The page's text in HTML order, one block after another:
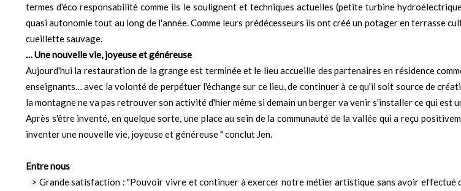
termes d'éco responsabilité comme ils le soulignent et techniques actuelles (petite turbine
quasi autonomie tout au long de l'année. Comme leurs prédécesseurs ils ont créé un potager en terrasse
cueillette sauvage.
… Une nouvelle vie, joyeuse et généreuse
Aujourd'hui la restauration de la grange est terminée et le lieu accueille des partenaires en résidence
enseignants… avec la volonté de perpétuer l'échange sur ce lieu, de continuer à ce qu'il soit source de
la montagne ne va pas retrouver son activité d'hier même si demain un berger va venir s'installer ce qui est
Après s'être inventé, en quelque sorte, une place au sein de la communauté de la vallée qui a reçu
inventer une nouvelle vie, joyeuse et généreuse " conclut Jen.
Entre nous
> Grande satisfaction : "Pouvoir vivre et continuer à exercer notre métier artistique sans avoir effectué